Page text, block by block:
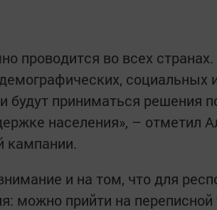
проводится во всех
социальных
будут приниматься решения
населения», – отметил
кампании.
и на том, что для
можно прийти на переписной